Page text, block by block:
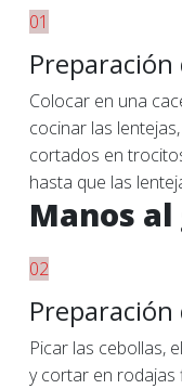
01
Preparación
Colocar en una
cocinar las
cortados en
hasta que las
Manos
02
Preparación
Picar las cebollas,
y cortar en rodajas